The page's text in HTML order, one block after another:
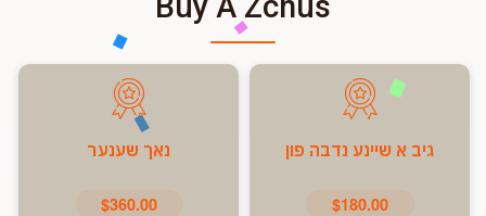
גיב א שיינע נדבה פון
$180.00
נאך שענער
$360.00